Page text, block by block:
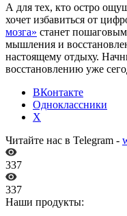
А для тех, кто остро
хочет избавиться от
мозга» станет
мышления и
настоящему отдыху.
восстановлению уже
ВКонтакте
Одноклассники
X
Читайте нас в Telegram -
337
337
Наши продукты: